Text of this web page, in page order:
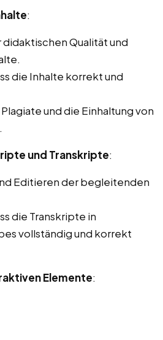
:
Qualität und
die Inhalte korrekt und
und die Einhaltung von
und Transkripte:
Editieren der begleitenden
die Transkripte in
vollständig und korrekt
Elemente: